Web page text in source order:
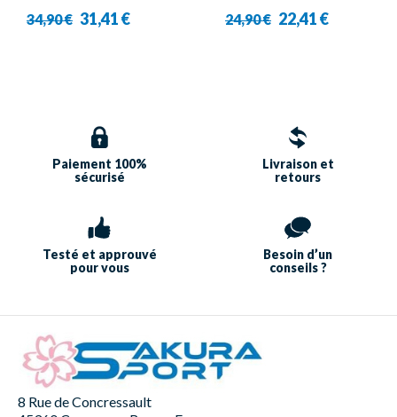
34,90 € 31,41 € 24,90 € 22,41 €
Paiement 100%
sécurisé
Livraison et
retours
Testé et approuvé
pour vous
Besoin d’un
conseils ?
8 Rue de Concressault